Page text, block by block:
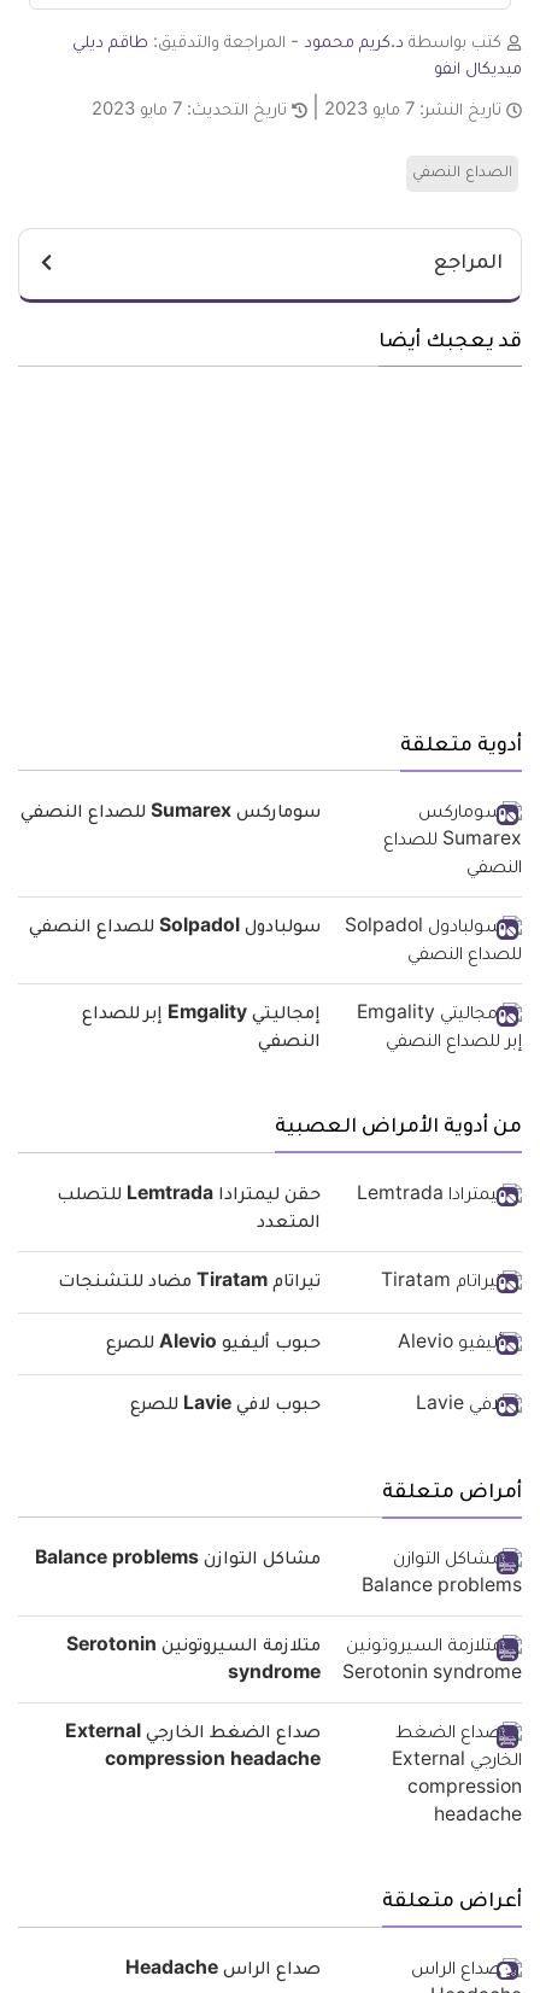
كتب بواسطة د.كريم محمود - المراجعة والتدقيق: طاقم ديلي
ميديكال انفو
تاريخ النشر: 7 مايو 2023 تاريخ التحديث: 7 مايو 2023
الصداع النصفي
المراجع
قد يعجبك أيضا
أدوية متعلقة
سوماركس Sumarex للصداع النصفي
سولبادول Solpadol للصداع النصفي
إمجاليتي Emgality إبر للصداع
النصفي
من أدوية الأمراض العصبية
حقن ليمترادا Lemtrada للتصلب
المتعدد
تيراتام Tiratam مضاد للتشنجات
حبوب أليفيو Alevio للصرع
حبوب لافي Lavie للصرع
أمراض متعلقة
مشاكل التوازن Balance problems
متلازمة السيروتونين Serotonin
syndrome
صداع الضغط الخارجي External
compression headache
أعراض متعلقة
صداع الراس Headache